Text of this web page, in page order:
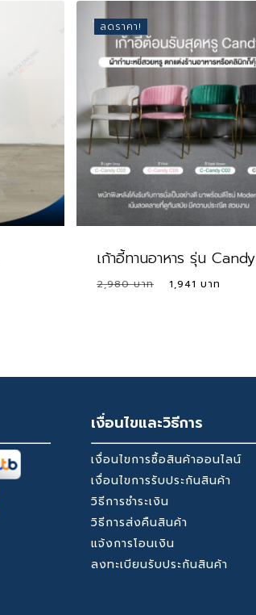
ลดราคา!
เก้าอี้ทานอาหาร รุ่น Candy
2,980
Original
1,941
เงื่อนไขและวิธีการ
เงื่อนไขการซื้อสินค้าออนไลน์
เงื่อนไขการรับประกันสินค้า
วิธีการชำระเงิน
วิธีการส่งคืนสินค้า
แจ้งการโอนเงิน
ลงทะเบียนรับประกันสินค้า